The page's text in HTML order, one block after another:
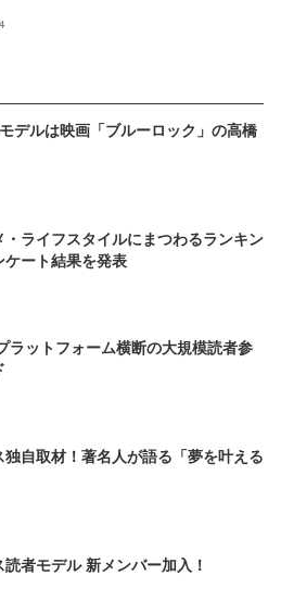
デルは映画「ブルーロック」の高橋
ライフスタイルにまつわるランキン
ケート結果を発表
ラットフォーム横断の大規模読者参
独自取材！著名人が語る「夢を叶える
者モデル 新メンバー加入！